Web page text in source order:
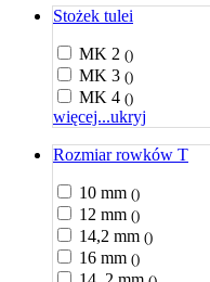
Stożek tulei
MK 2 ()
MK 3 ()
MK 4 ()
więcej...ukryj
Rozmiar rowków T
10 mm ()
12 mm ()
14,2 mm ()
16 mm ()